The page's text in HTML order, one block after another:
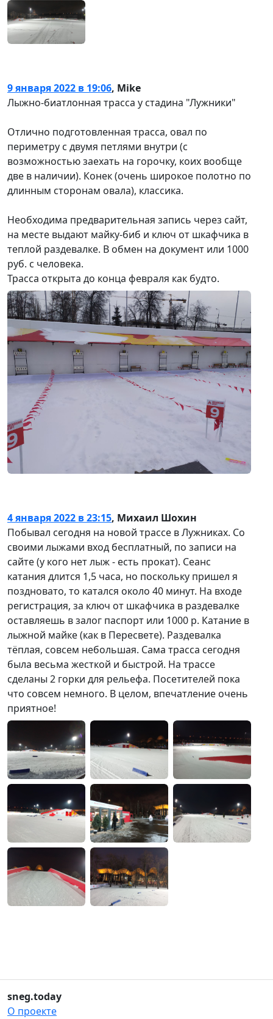
9 января 2022 в 19:06, Mike
Лыжно-биатлонная трасса у стадина "Лужники"
Отлично подготовленная трасса, овал по
периметру с двумя петлями внутри (с
возможностью заехать на горочку, коих вообще
две в наличии). Конек (очень широкое полотно по
длинным сторонам овала), классика.
Необходима предварительная запись через сайт,
на месте выдают майку-биб и ключ от шкафчика в
теплой раздевалке. В обмен на документ или 1000
руб. с человека.
Трасса открыта до конца февраля как будто.
4 января 2022 в 23:15, Михаил Шохин
Побывал сегодня на новой трассе в Лужниках. Со
своими лыжами вход бесплатный, по записи на
сайте (у кого нет лыж - есть прокат). Сеанс
катания длится 1,5 часа, но поскольку пришел я
поздновато, то катался около 40 минут. На входе
регистрация, за ключ от шкафчика в раздевалке
оставляешь в залог паспорт или 1000 р. Катание в
лыжной майке (как в Пересвете). Раздевалка
тёплая, совсем небольшая. Сама трасса сегодня
была весьма жесткой и быстрой. На трассе
сделаны 2 горки для рельефа. Посетителей пока
что совсем немного. В целом, впечатление очень
приятное!
sneg.today
О проекте